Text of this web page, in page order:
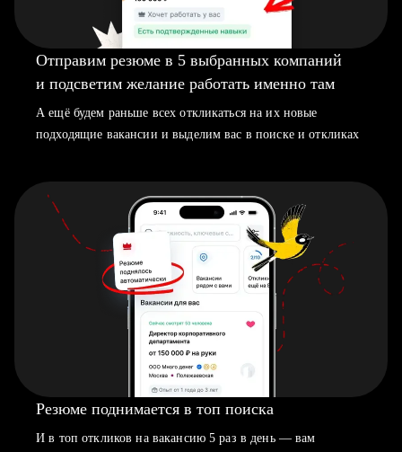
Отправим резюме в 5 выбранных компаний
и подсветим желание работать именно там
А ещё будем раньше всех откликаться на их новые
подходящие вакансии и выделим вас в поиске и откликах
Резюме поднимается в топ поиска
И в топ откликов на вакансию 5 раз в день — вам